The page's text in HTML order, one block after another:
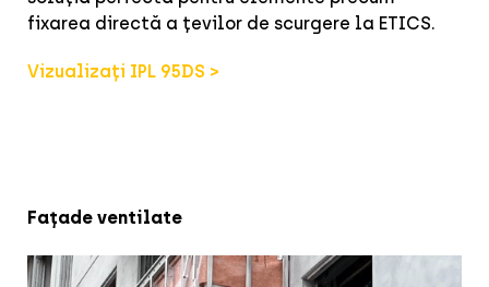
fixarea directă a țevilor de scurgere la ETICS.
Vizualizați IPL 95DS >
Fațade ventilate